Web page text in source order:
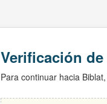
Verificación de
Para continuar hacia